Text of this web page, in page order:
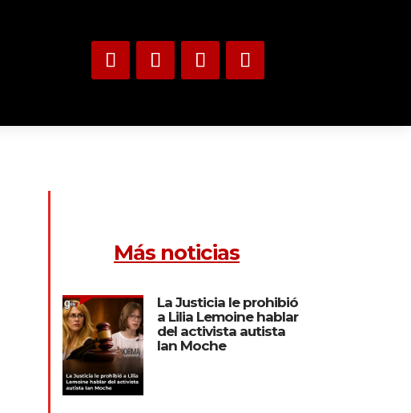
Más noticias
La Justicia le prohibió
a Lilia Lemoine hablar
del activista autista
Ian Moche